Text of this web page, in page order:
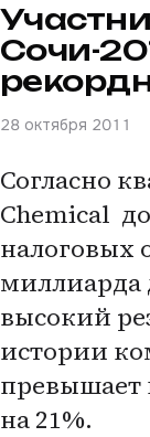
Сочи-
28 октября 2011
Согласно
Chemical
налоговых
миллиарда
высокий
истории
превышает
на 21%.